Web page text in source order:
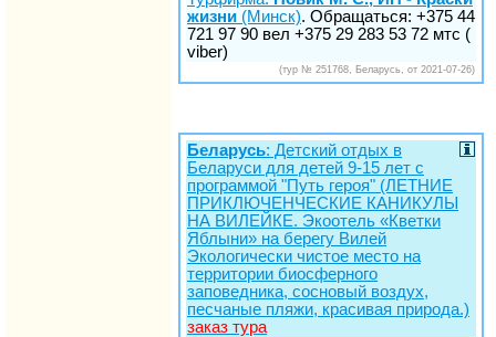
жизни (Минск). Обращаться: +375 44
721 97 90 вел +375 29 283 53 72 мтс (
viber)
(тур № 251768, Беларусь, от 2021-07-26)
Беларусь: Детский отдых в
Беларуси для детей 9-15 лет c
программой "Путь героя" (ЛЕТНИЕ
ПРИКЛЮЧЕНЧЕСКИЕ КАНИКУЛЫ
НА ВИЛЕЙКЕ. Экоотель «Кветки
Яблыни» на берегу Вилей
Экологически чистое место на
территории биосферного
заповедника, сосновый воздух,
песчаные пляжи, красивая природа.)
заказ тура